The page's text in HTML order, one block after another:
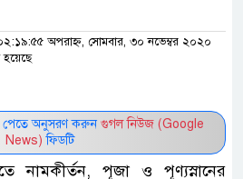
অপরাহ্ন, সোমবার, ৩০ নভেম্বর ২০২০
পেতে অনুসরণ করুন গুগল নিউজ (Google
News) ফিডটি
নামকীর্তন, পূজা ও পূণ্যস্নানের